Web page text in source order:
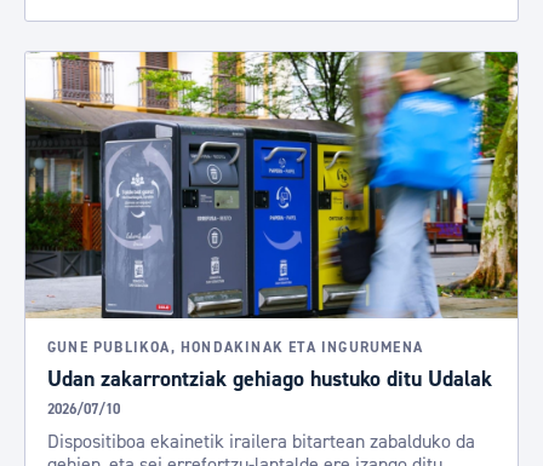
GUNE PUBLIKOA, HONDAKINAK ETA INGURUMENA
Udan zakarrontziak gehiago hustuko ditu Udalak
2026/07/10
Dispositiboa ekainetik irailera bitartean zabalduko da